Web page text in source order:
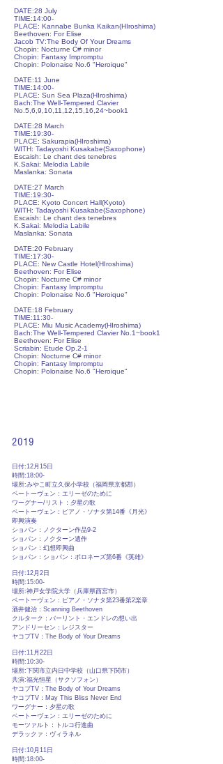
DATE:28 July
TIME:14:00-
PLACE: Kannabe Bunka Kaikan(HIroshima)
Beethoven: For Elise
Jacob TV:The Body Of Your Dreams
Chopin: Nocturne C# minor
Chopin: Fantasy Impromptu
Chopin: Polonaise No.6 "Heroique"
DATE:11 June
TIME:14:00-
PLACE: Sun Sea Plaza(HIroshima)
Bach:The Well-Tempered Clavier
No.5,6,9,10,11,12,15,16,24~book1
DATE:28 March
TIME:19:30-
PLACE: Sakurapia(HIroshima)
WITH: Tadayoshi Kusakabe(Saxophone)
Escaish: Le chant des tenebres
K.Sakai: Melodia Labile
Maslanka: Sonata
DATE:27 March
TIME:19:30-
PLACE: Kyoto Concert Hall(Kyoto)
WITH: Tadayoshi Kusakabe(Saxophone)
Escaish: Le chant des tenebres
K.Sakai: Melodia Labile
Maslanka: Sonata
DATE:20 February
TIME:17:30-
PLACE: New Castle Hotel(HIroshima)
Beethoven: For Elise
Chopin: Nocturne C# minor
Chopin: Fantasy Impromptu
Chopin: Polonaise No.6 "Heroique"
DATE:18 February
TIME:11:30-
PLACE: Miu Music Academy(HIroshima)
Bach:The Well-Tempered Clavier No.1~book1
Beethoven: For Elise
Scriabin: Etude Op.2-1
Chopin: Nocturne C# minor
Chopin: Fantasy Impromptu
Chopin: Polonaise No.6 "Heroique"
2019
日付:12月15日
時間:18:00-
場所:みやこ町立久保小学校（福岡県京都郡）
ベートーヴェン：エリーゼのために
ワーグナー/リスト：夕星の歌
ベートーヴェン：ピアノ・ソナタ第14番《月光》
即興演奏
ショパン：ノクターン作品9-2
ショパン：ノクターン遺作
ショパン：幻想即興曲
ショパン： ショパン：ポロネーズ第6番《英雄》
日付:12月2日
時間:15:00-
場所:神戸女学院大学（兵庫県西宮市）
ベートーヴェン：ピアノ・ソナタ第23番第2楽章
酒井健治：Scanning Beethoven
クルターク：バーリント・エンドレの想い出
アンドリーセン：レジスター
ヤコブTV：The Body of Your Dreams
日付:11月22日
時間:10:30-
場所:下関市立内日中学校（山口県下関市）
共演:福光恒星（サクソフォン）
ヤコブTV：The Body of Your Dreams
ヤコブTV：May This Bliss Never End
​ワーグナー：夕星の歌
ベートーヴェン：エリーゼのために
モーツァルト：トルコ行進曲
デラックァ：ヴィラネル
日付:10月11日
時間:18:00-